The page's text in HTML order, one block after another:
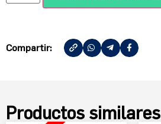
Compartir:
Productos similares